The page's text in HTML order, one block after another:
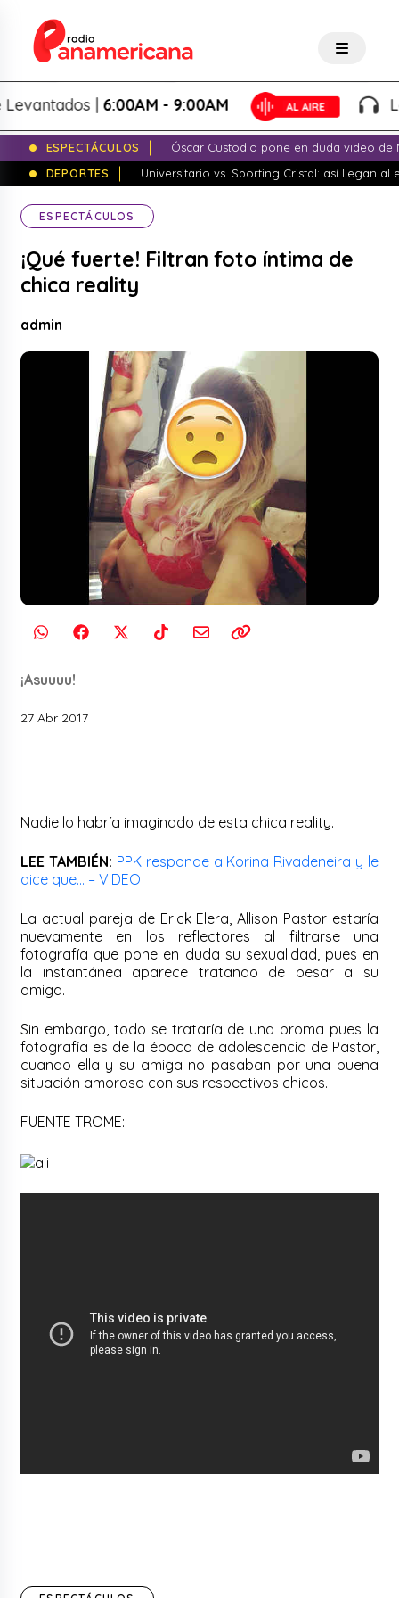
|6:00AM - 9:00AM Lo
ESPECTÁCULOS
Óscar Custodio pone en duda video de
DEPORTES
Universitario vs. Sporting Cristal: así llegan al
ESPECTÁCULOS
¡Qué fuerte! Filtran foto íntima de
chica reality
admin
¡Asuuuu!
27 Abr 2017
Nadie lo habría imaginado de esta chica reality.
LEE TAMBIÉN: PPK responde a Korina Rivadeneira y le
dice que… – VIDEO
La actual pareja de Erick Elera, Allison Pastor estaría
nuevamente en los reflectores al filtrarse una
fotografía que pone en duda su sexualidad, pues en
la instantánea aparece tratando de besar a su
amiga.
Sin embargo, todo se trataría de una broma pues la
fotografía es de la época de adolescencia de Pastor,
cuando ella y su amiga no pasaban por una buena
situación amorosa con sus respectivos chicos.
FUENTE TROME: